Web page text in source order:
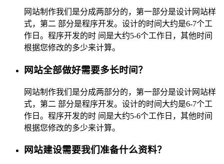
网站制作我们是分成两部分的，第一部分是设计网站样
式，第二 部分是程序开发。设计的时间大约是6-7个工
作日。程序开发的时 间是大约5-6个工作日，其他时间
根据您修改的多少来计算。
网站全部做好需要多长时间？
网站制作我们是分成两部分的，第一部分是设计网站样
式，第二 部分是程序开发。设计的时间大约是6-7个工
作日。程序开发的时 间是大约5-6个工作日，其他时间
根据您修改的多少来计算。
网站建设需要我们准备什么资料？